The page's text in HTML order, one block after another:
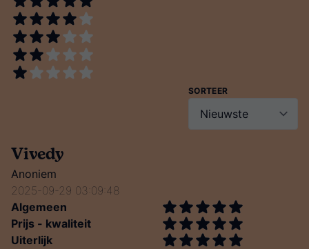
SORTEER
Vivedy
Anoniem
2025-09-29 03:09:48
Algemeen
Prijs - kwaliteit
Uiterlijk